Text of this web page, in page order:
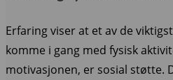
Erfaring viser at et av de
komme i gang med fysisk
motivasjonen, er sosial støtte.